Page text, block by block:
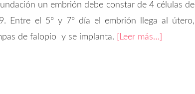
un embrión debe constar de 4 células de
Entre el 5º y 7º día el embrión llega al útero,
de falopio y se implanta.
[Leer más…]